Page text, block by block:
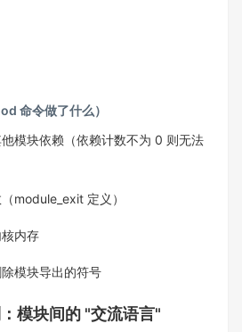
命令做了什么）
模块依赖（依赖计数不为 0 则无法
module_exit 定义）​
内存​
模块导出的符号​
模块间的 "交流语言"​